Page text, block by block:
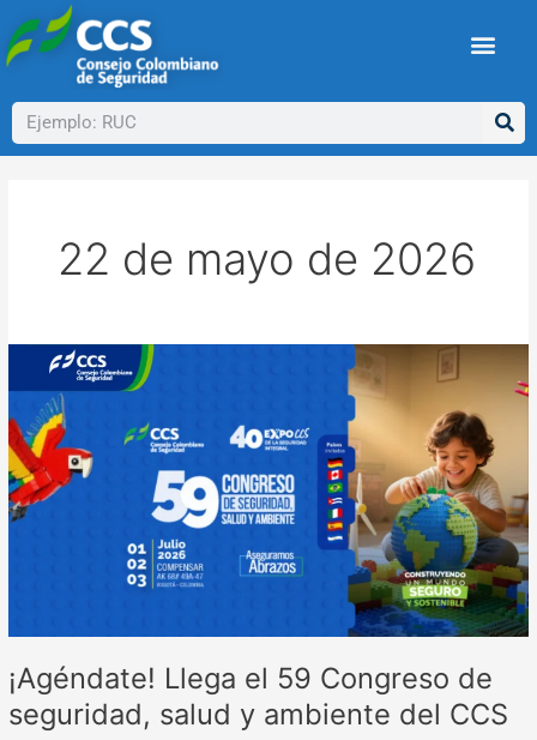
al
contenido
Buscar
22 de mayo de 2026
¡Agéndate! Llega el 59 Congreso de
seguridad, salud y ambiente del CCS
¡Agéndate!
59
Congreso
de
seguridad,